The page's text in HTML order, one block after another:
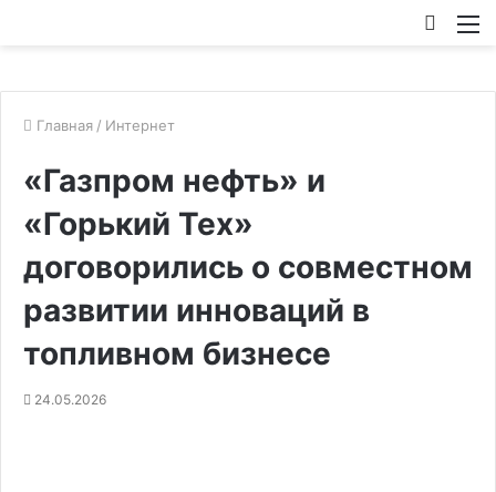
Главная / Интернет
«Газпром нефть» и
«Горький Тех»
договорились о совместном
развитии инноваций в
топливном бизнесе
24.05.2026